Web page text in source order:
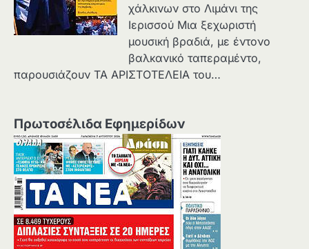
χάλκινων στο Λιμάνι της
Ιερισσού Μια ξεχωριστή
μουσική βραδιά, με έντονο
βαλκανικό ταπεραμέντο,
παρουσιάζουν ΤΑ ΑΡΙΣΤΟΤΕΛΕΙΑ του…
Πρωτοσέλιδα Εφημερίδων